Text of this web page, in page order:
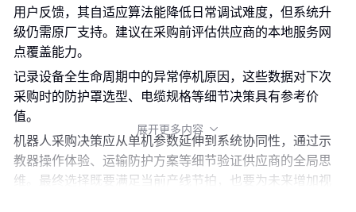
用户反馈，其自适应算法能降低日常调试难度，但系统升
级仍需原厂支持。建议在采购前评估供应商的本地服务网
点覆盖能力。
记录设备全生命周期中的异常停机原因，这些数据对下次
采购时的防护罩选型、电缆规格等细节决策具有参考价
值。
机器人采购决策应从单机参数延伸到系统协同性，通过示
教器操作体验、运输防护方案等细节验证供应商的全局思
维。最终选择既要满足当前产线节拍，也要为未来增加视
展开更多内容 